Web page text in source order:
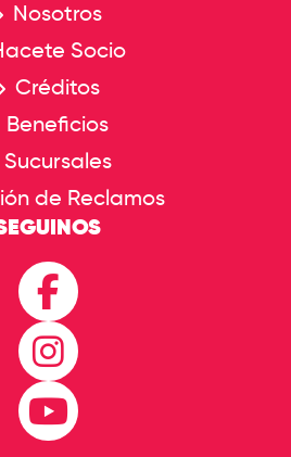
Nosotros
Socio
Créditos
Beneficios
Sucursales
de Reclamos